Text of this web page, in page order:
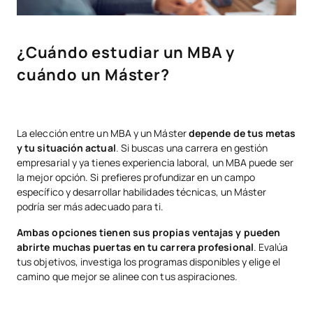
¿Cuándo estudiar un MBA y
cuándo un Máster?
La elección entre un MBA y un Másterdepende de tus metas
y tu situación actual. Si buscas una carrera en gestión
empresarial y ya tienes experiencia laboral, un MBA puede ser
la mejor opción. Si prefieres profundizar en un campo
específico y desarrollar habilidades técnicas, un Máster
podría ser más adecuado para ti.
Ambas opciones tienen sus propias ventajas y pueden
abrirte muchas puertas en tu carrera profesional. Evalúa
tus objetivos, investiga los programas disponibles y elige el
camino que mejor se alinee con tus aspiraciones.